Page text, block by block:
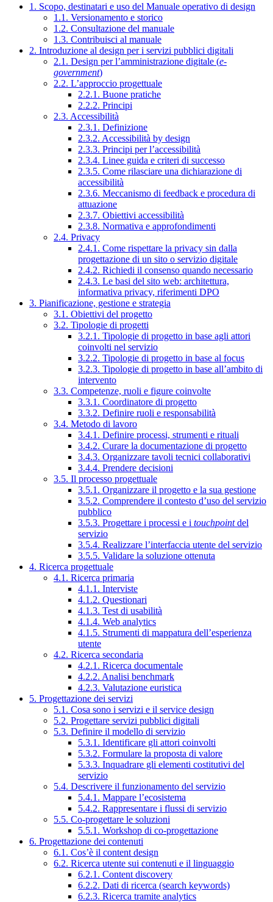
1. Scopo, destinatari e uso del Manuale operativo di design
1.1. Versionamento e storico
1.2. Consultazione del manuale
1.3. Contribuisci al manuale
2. Introduzione al design per i servizi pubblici digitali
2.1. Design per l’amministrazione digitale (e-
government)
2.2. L’approccio progettuale
2.2.1. Buone pratiche
2.2.2. Principi
2.3. Accessibilità
2.3.1. Definizione
2.3.2. Accessibilità by design
2.3.3. Principi per l’accessibilità
2.3.4. Linee guida e criteri di successo
2.3.5. Come rilasciare una dichiarazione di
accessibilità
2.3.6. Meccanismo di feedback e procedura di
attuazione
2.3.7. Obiettivi accessibilità
2.3.8. Normativa e approfondimenti
2.4. Privacy
2.4.1. Come rispettare la privacy sin dalla
progettazione di un sito o servizio digitale
2.4.2. Richiedi il consenso quando necessario
2.4.3. Le basi del sito web: architettura,
informativa privacy, riferimenti DPO
3. Pianificazione, gestione e strategia
3.1. Obiettivi del progetto
3.2. Tipologie di progetti
3.2.1. Tipologie di progetto in base agli attori
coinvolti nel servizio
3.2.2. Tipologie di progetto in base al focus
3.2.3. Tipologie di progetto in base all’ambito di
intervento
3.3. Competenze, ruoli e figure coinvolte
3.3.1. Coordinatore di progetto
3.3.2. Definire ruoli e responsabilità
3.4. Metodo di lavoro
3.4.1. Definire processi, strumenti e rituali
3.4.2. Curare la documentazione di progetto
3.4.3. Organizzare tavoli tecnici collaborativi
3.4.4. Prendere decisioni
3.5. Il processo progettuale
3.5.1. Organizzare il progetto e la sua gestione
3.5.2. Comprendere il contesto d’uso del servizio
pubblico
3.5.3. Progettare i processi e i touchpointdel
servizio
3.5.4. Realizzare l’interfaccia utente del servizio
3.5.5. Validare la soluzione ottenuta
4. Ricerca progettuale
4.1. Ricerca primaria
4.1.1. Interviste
4.1.2. Questionari
4.1.3. Test di usabilità
4.1.4. Web analytics
4.1.5. Strumenti di mappatura dell’esperienza
utente
4.2. Ricerca secondaria
4.2.1. Ricerca documentale
4.2.2. Analisi benchmark
4.2.3. Valutazione euristica
5. Progettazione dei servizi
5.1. Cosa sono i servizi e il service design
5.2. Progettare servizi pubblici digitali
5.3. Definire il modello di servizio
5.3.1. Identificare gli attori coinvolti
5.3.2. Formulare la proposta di valore
5.3.3. Inquadrare gli elementi costitutivi del
servizio
5.4. Descrivere il funzionamento del servizio
5.4.1. Mappare l’ecosistema
5.4.2. Rappresentare i flussi di servizio
5.5. Co-progettare le soluzioni
5.5.1. Workshop di co-progettazione
6. Progettazione dei contenuti
6.1. Cos’è il content design
6.2. Ricerca utente sui contenuti e il linguaggio
6.2.1. Content discovery
6.2.2. Dati di ricerca (search keywords)
6.2.3. Ricerca tramite analytics